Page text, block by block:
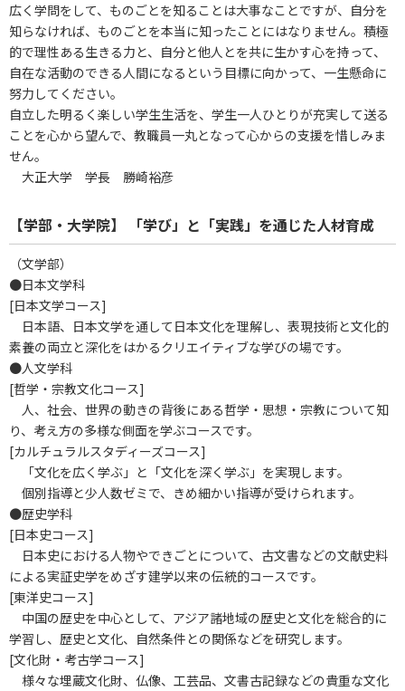
広く学問をして、ものごとを知ることは大事なことですが、自分を
知らなければ、ものごとを本当に知ったことにはなりません。積極
的で理性ある生きる力と、自分と他人とを共に生かす心を持って、
自在な活動のできる人間になるという目標に向かって、一生懸命に
努力してください。
自立した明るく楽しい学生生活を、学生一人ひとりが充実して送る
ことを心から望んで、教職員一丸となって心からの支援を惜しみま
せん。
大正大学 学長 勝崎裕彦
【学部・大学院】 「学び」と「実践」を通じた人材育成
（文学部）
●日本文学科
[日本文学コース]
日本語、日本文学を通して日本文化を理解し、表現技術と文化的
素養の両立と深化をはかるクリエイティブな学びの場です。
●人文学科
[哲学・宗教文化コース]
人、社会、世界の動きの背後にある哲学・思想・宗教について知
り、考え方の多様な側面を学ぶコースです。
[カルチュラルスタディーズコース]
「文化を広く学ぶ」と「文化を深く学ぶ」を実現します。
個別指導と少人数ゼミで、きめ細かい指導が受けられます。
●歴史学科
[日本史コース]
日本史における人物やできごとについて、古文書などの文献史料
による実証史学をめざす建学以来の伝統的コースです。
[東洋史コース]
中国の歴史を中心として、アジア諸地域の歴史と文化を総合的に
学習し、歴史と文化、自然条件との関係などを研究します。
[文化財・考古学コース]
様々な埋蔵文化財、仏像、工芸品、文書古記録などの貴重な文化